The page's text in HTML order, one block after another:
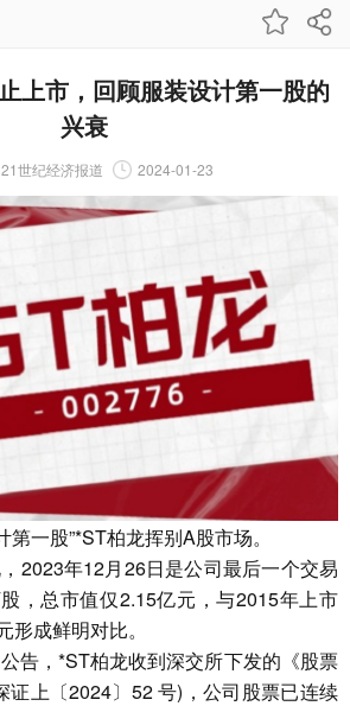
上市，回顾服装设计第一股的
兴衰
21世纪经济报道 2024-01-23
第一股”*ST柏龙挥别A股市场。
2023年12月26日是公司最后一个交易
，总市值仅2.15亿元，与2015年上市
成鲜明对比。
告，*ST柏龙收到深交所下发的《股票
证上〔2024〕52 号)，公司股票已连续